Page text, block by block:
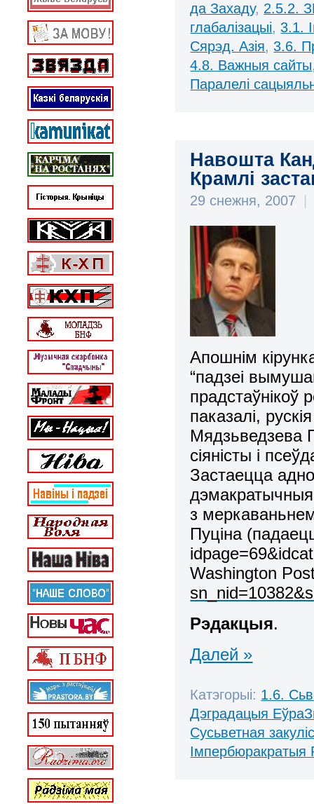
да Захаду, 2.5.2.
глабалізацыі, 3.1.
Сярэд. Азія, 3.6.
4.8. Важныя сайты
Паралелі
Навошта
Крамлі
29 снежня, 2007
Апошнім
“падзеі
прадстаўнікоў
паказалі,
Мядзьведзева
сіяністы і
Застаецца
з
Пуціна
Washington
Рэдакцыя.
Далей »
Катэгорыі: 1.6.
Дэградацыя
Сусьветная
Імпербюракратыя